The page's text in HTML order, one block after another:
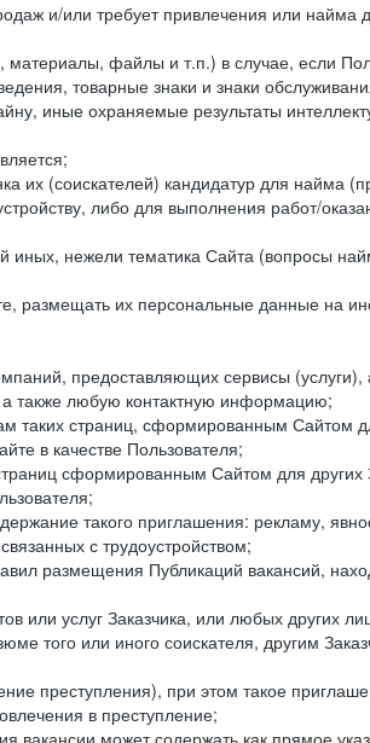
и/или требует привлечения или найма
файлы и т.п.) в случае, если
товарные знаки и знаки
иные охраняемые результаты
(соискателей) кандидатур для найма
либо для выполнения работ/
нежели тематика Сайта (вопросы
размещать их персональные данные на
предоставляющих сервисы (услуги),
а также любую контактную информацию;
таких страниц, сформированным Сайтом
в качестве Пользователя;
сформированным Сайтом для
такого приглашения: рекламу,
с трудоустройством;
размещения Публикаций вакансий,
или услуг Заказчика, или любых других
того или иного соискателя, другим
преступления), при этом такое
в преступление;
вакансии может содержать как прямое